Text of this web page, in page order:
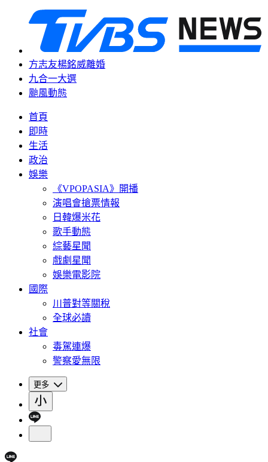
方志友楊銘威離婚
九合一大選
颱風動態
首頁
即時
生活
政治
娛樂
《VPOPASIA》開播
演唱會搶票情報
日韓爆米花
歌手動態
綜藝星聞
戲劇星聞
娛樂電影院
國際
川普對等關稅
全球必讀
社會
毒駕連爆
警察愛無限
更多